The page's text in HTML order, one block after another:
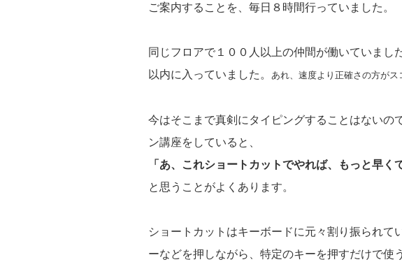
ご案内することを、毎日８時間行っていました。
同じフロアで１００人以上の仲間が働いていまし
以内に入っていました。
あれ、速度より正確さの方がス
今はそこまで真剣にタイピングすることはないの
ン講座をしていると、
「あ、これショートカットでやれば、もっと早く
と思うことがよくあります。
ショートカットはキーボードに元々割り振られ
ーなどを押しながら、特定のキーを押すだけで使